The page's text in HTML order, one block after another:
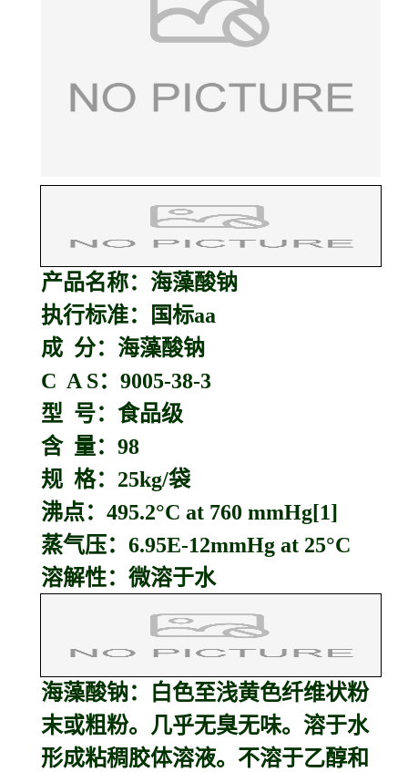
产品名称： 海藻酸钠
执行标准：国标aa
成 分：海藻酸钠
C A S：9005-38-3
型 号：食品级
含 量：98
规 格：25kg/袋
沸点：495.2°C at 760 mmHg[1]
蒸气压：6.95E-12mmHg at 25°C
溶解性：微溶于水
海藻酸钠：
白色至浅黄色纤维状粉
末或粗粉。几乎无臭无味。溶于水
形成粘稠胶体溶液。不溶于乙醇和